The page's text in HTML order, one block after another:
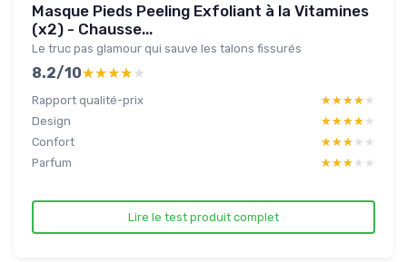
Masque Pieds Peeling Exfoliant à la Vitamines
(x2) - Chausse...
Le truc pas glamour qui sauve les talons fissurés
8.2/10★★★★★
★★★★★
Rapport qualité-prix ★★★★★
★★★★★
Design
★★★★★
★★★★★
Confort
★★★★★
★★★★★
Parfum
★★★★★
★★★★★
Lire le test produit complet